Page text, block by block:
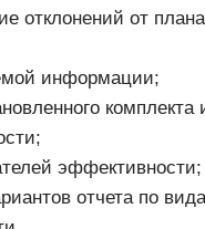
отклонений от
информации;
эффективности;
отчета по